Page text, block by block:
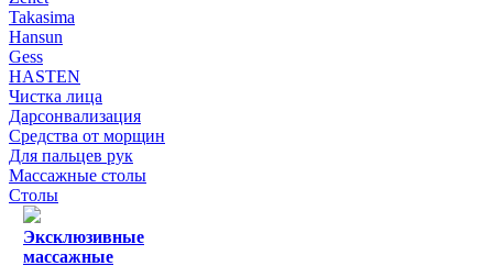
Takasima
Hansun
Gess
HASTEN
Чистка лица
Дарсонвализация
Средства от морщин
Для пальцев рук
Массажные столы
Столы
Эксклюзивные
массажные